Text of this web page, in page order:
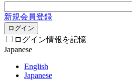
新規会員登録
ログイン
ログイン情報を記憶
Japanese
English
Japanese